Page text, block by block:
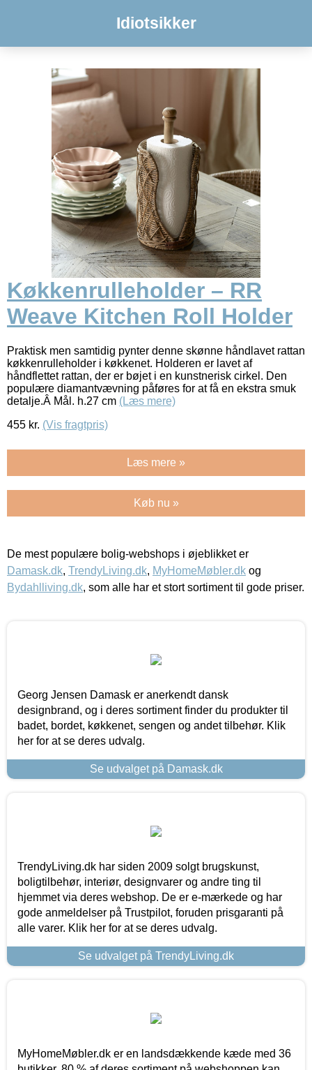
Idiotsikker
Køkkenrulleholder – RR
Weave Kitchen Roll Holder
Praktisk men samtidig pynter denne skønne håndlavet rattan
køkkenrulleholder i køkkenet. Holderen er lavet af
håndflettet rattan, der er bøjet i en kunstnerisk cirkel. Den
populære diamantvævning påføres for at få en ekstra smuk
detalje.Â Mål. h.27 cm (Læs mere)
455 kr. (Vis fragtpris)
Læs mere »
Køb nu »
De mest populære bolig-webshops i øjeblikket er
Damask.dk, TrendyLiving.dk, MyHomeMøbler.dk og
Bydahlliving.dk, som alle har et stort sortiment til gode priser.
Georg Jensen Damask er anerkendt dansk
designbrand, og i deres sortiment finder du produkter til
badet, bordet, køkkenet, sengen og andet tilbehør. Klik
her for at se deres udvalg.
Se udvalget på Damask.dk
TrendyLiving.dk har siden 2009 solgt brugskunst,
boligtilbehør, interiør, designvarer og andre ting til
hjemmet via deres webshop. De er e-mærkede og har
gode anmeldelser på Trustpilot, foruden prisgaranti på
alle varer. Klik her for at se deres udvalg.
Se udvalget på TrendyLiving.dk
MyHomeMøbler.dk er en landsdækkende kæde med 36